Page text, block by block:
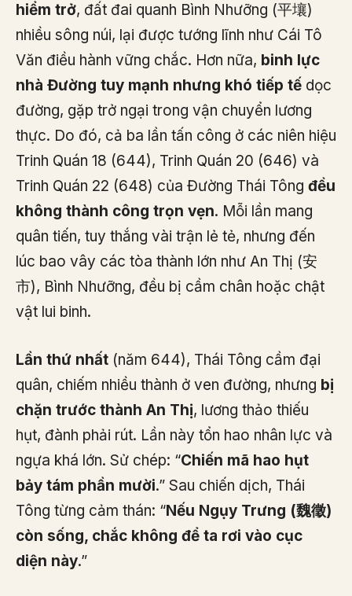
hiểm trở, đất đai quanh Bình Nhưỡng (平壤)
nhiều sông núi, lại được tướng lĩnh như Cái Tô
Văn điều hành vững chắc. Hơn nữa, binh lực
nhà Đường tuy mạnh nhưng khó tiếp tế dọc
đường, gặp trở ngại trong vận chuyển lương
thực. Do đó, cả ba lần tấn công ở các niên hiệu
Trinh Quán 18 (644), Trinh Quán 20 (646) và
Trinh Quán 22 (648) của Đường Thái Tông đều
không thành công trọn vẹn. Mỗi lần mang
quân tiến, tuy thắng vài trận lẻ tẻ, nhưng đến
lúc bao vây các tòa thành lớn như An Thị (安
市), Bình Nhưỡng, đều bị cầm chân hoặc chật
vật lui binh.
Lần thứ nhất (năm 644), Thái Tông cầm đại
quân, chiếm nhiều thành ở ven đường, nhưng bị
chặn trước thành An Thị, lương thảo thiếu
hụt, đành phải rút. Lần này tổn hao nhân lực và
ngựa khá lớn. Sử chép: “Chiến mã hao hụt
bảy tám phần mười.” Sau chiến dịch, Thái
Tông từng cảm thán: “Nếu Ngụy Trưng (魏徵)
còn sống, chắc không để ta rơi vào cục
diện này.”